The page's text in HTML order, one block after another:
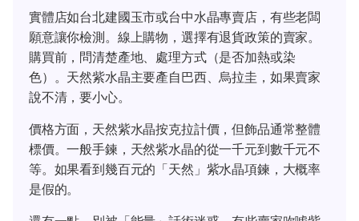
實體店如台北建國玉市或台中水晶專賣店，有些老闆
願意讓你檢測。線上購物，選擇有退貨政策的賣家。
購買前，問清楚產地、處理方式（是否加熱或染
色）。天然紫水晶主要產自巴西、烏拉圭，如果賣家
說不清，要小心。
價格方面，天然紫水晶按克拉計價，但飾品通常整體
標價。一般手鍊，天然紫水晶的從一千元到數千元不
等。如果看到幾百元的「天然」紫水晶項鍊，大概率
是假的。